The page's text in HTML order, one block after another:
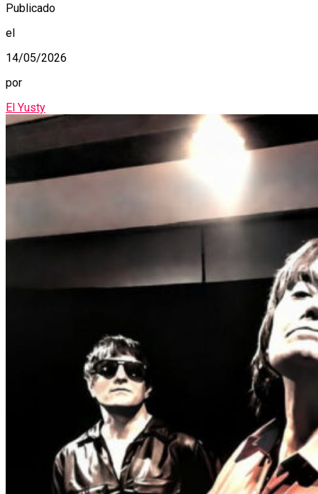
Publicado
el
14/05/2026
por
El Yusty